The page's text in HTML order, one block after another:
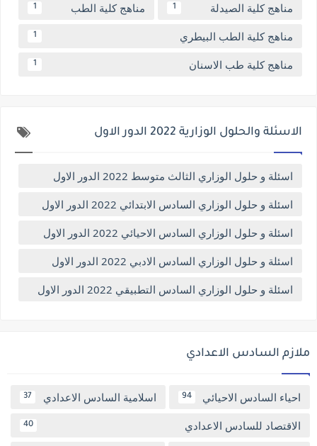
مناهج كلية الصيدلة 1 مناهج كلية الطب 1
مناهج كلية الطب البيطري 1
مناهج كلية طب الاسنان 1
الاسئلة والحلول الوزارية 2022 الدور الاول
اسئلة و حلول الوزاري الثالث متوسط 2022 الدور الاول
اسئلة و حلول الوزاري السادس الابتدائي 2022 الدور الاول
اسئلة و حلول الوزاري السادس الاحيائي 2022 الدور الاول
اسئلة و حلول الوزاري السادس الادبي 2022 الدور الاول
اسئلة و حلول الوزاري السادس التطبيقي 2022 الدور الاول
ملازم السادس الاعدادي
احياء السادس الاحيائي 94 اسلامية السادس الاعدادي 37
الاقتصاد للسادس الاعدادي 40